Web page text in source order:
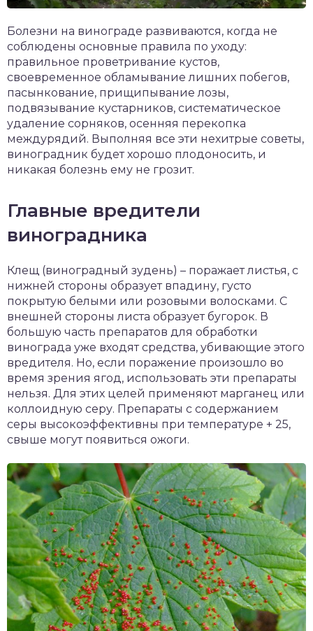
Болезни на винограде развиваются, когда не
соблюдены основные правила по уходу:
правильное проветривание кустов,
своевременное обламывание лишних побегов,
пасынкование, прищипывание лозы,
подвязывание кустарников, систематическое
удаление сорняков, осенняя перекопка
междурядий. Выполняя все эти нехитрые советы,
виноградник будет хорошо плодоносить, и
никакая болезнь ему не грозит.
Главные вредители
виноградника
Клещ (виноградный зудень) – поражает листья, с
нижней стороны образует впадину, густо
покрытую белыми или розовыми волосками. С
внешней стороны листа образует бугорок. В
большую часть препаратов для обработки
винограда уже входят средства, убивающие этого
вредителя. Но, если поражение произошло во
время зрения ягод, использовать эти препараты
нельзя. Для этих целей применяют марганец или
коллоидную серу. Препараты с содержанием
серы высокоэффективны при температуре + 25,
свыше могут появиться ожоги.